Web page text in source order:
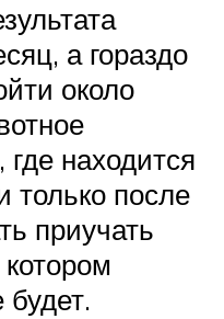
а гораздо
около
находится
только после
приучать
котором